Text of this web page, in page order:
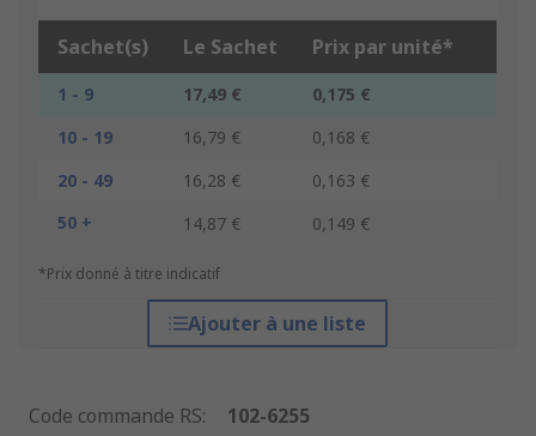
Sachet(s) Le Sachet Prix par unité*
1 - 9 17,49 €
0,175 €
10 - 19
16,79 €
0,168 €
20 - 49
16,28 €
0,163 €
50 +
14,87 € 0,149 €
*Prix donné à titre indicatif
Ajouter à une liste
Code commande RS:
102-6255